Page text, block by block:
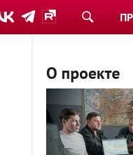
О проекте